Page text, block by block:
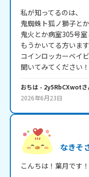
私が知ってるのは、
鬼蜘蛛ト狐ノ獅子と
鬼火とか病室305号
もうかいてる方います
コインロッカーベイ
おちは - 2y5RbCXwot
2026年6月23日
なきそ
こんちは！葉月です！